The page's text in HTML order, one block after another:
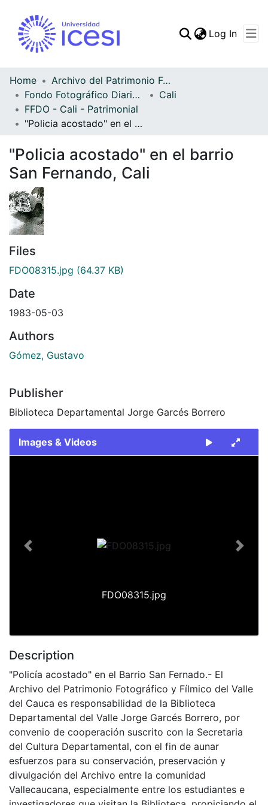
Statistics
Log In
Home
Archivo del Patrimonio Fotográfico y Fílmico del Valle del Cauca
Fondo Fotográfico Diario Occidente
Cali
FFDO - Cali - Patrimonial
"Policia acostado" en el barrio San Fernando, Cali
"Policia acostado" en el barrio
San Fernando, Cali
Files
FDO08315.jpg (64.37 KB)
Date
1983-05-03
Authors
Gómez, Gustavo
Publisher
Biblioteca Departamental Jorge Garcés Borrero
Images & Videos
FDO08315.jpg
Previous Next
Description
"Policía acostado" en el Barrio San Fernado.- El
Archivo del Patrimonio Fotográfico y Fílmico del Valle
del Cauca es responsabilidad de la Biblioteca
Departamental del Valle Jorge Garcés Borrero, por
convenio de cooperación suscrito con la Secretaria
del Cultura Departamental, con el fin de aunar
esfuerzos para su conservación, preservación y
divulgación del Archivo entre la comunidad
Vallecaucana, especialmente entre los estudiantes e